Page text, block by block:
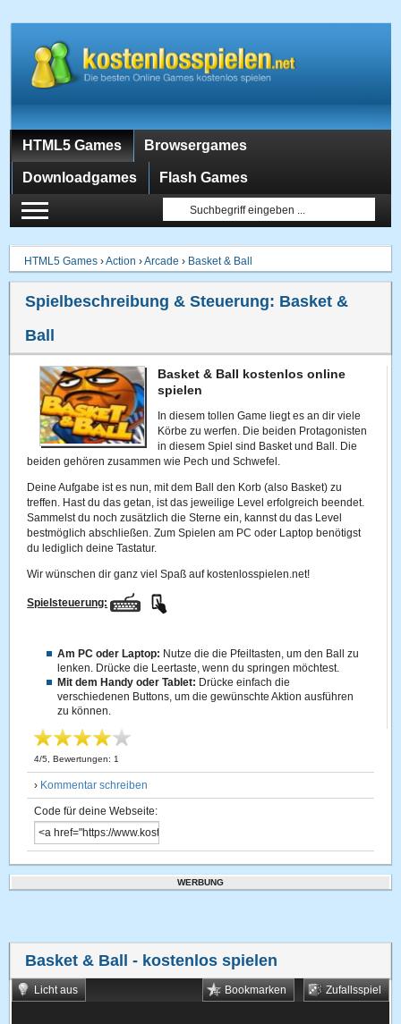
HTML5 Games Browsergames
Downloadgames Flash Games
HTML5 Games ›Action ›Arcade › Basket & Ball
Spielbeschreibung & Steuerung: Basket &
Ball
Basket & Ball kostenlos online
spielen
In diesem tollen Game liegt es an dir viele
Körbe zu werfen. Die beiden Protagonisten
in diesem Spiel sind Basket und Ball. Die
beiden gehören zusammen wie Pech und Schwefel.
Deine Aufgabe ist es nun, mit dem Ball den Korb (also Basket) zu
treffen. Hast du das getan, ist das jeweilige Level erfolgreich beendet.
Sammelst du noch zusätzlich die Sterne ein, kannst du das Level
bestmöglich abschließen. Zum Spielen am PC oder Laptop benötigst
du lediglich deine Tastatur.
Wir wünschen dir ganz viel Spaß auf kostenlosspielen.net!
Spielsteuerung:
Am PC oder Laptop: Nutze die die Pfeiltasten, um den Ball zu
lenken. Drücke die Leertaste, wenn du springen möchtest.
Mit dem Handy oder Tablet: Drücke einfach die
verschiedenen Buttons, um die gewünschte Aktion ausführen
zu können.
4/5 , Bewertungen: 1
› Kommentar schreiben
Code für deine Webseite:
WERBUNG
Basket & Ball - kostenlos spielen
Licht aus Zufallsspiel
Bookmarken